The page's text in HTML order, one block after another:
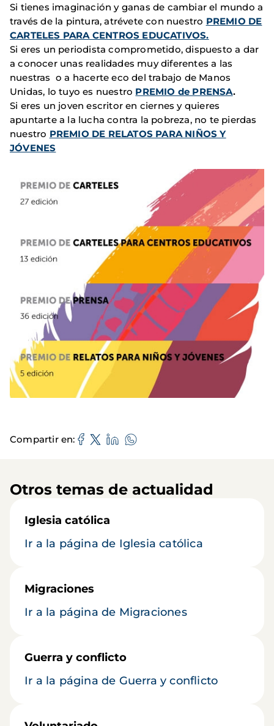
Si tienes imaginación y ganas de cambiar el mundo a
través de la pintura, atrévete con nuestro PREMIO DE
CARTELES PARA CENTROS EDUCATIVOS.
Si eres un periodista comprometido, dispuesto a dar
a conocer unas realidades muy diferentes a las
nuestras o a hacerte eco del trabajo de Manos
Unidas, lo tuyo es nuestro PREMIO de PRENSA.
Si eres un joven escritor en ciernes y quieres
apuntarte a la lucha contra la pobreza, no te pierdas
nuestro PREMIO DE RELATOS PARA NIÑOS Y
JÓVENES
Compartir en
Otros temas de actualidad
Iglesia católica
Ir a la página de Iglesia católica
Migraciones
Ir a la página de Migraciones
Guerra y conflicto
Ir a la página de Guerra y conflicto